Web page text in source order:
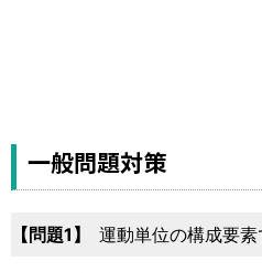
一般問題対策
1 運動単位の構成要